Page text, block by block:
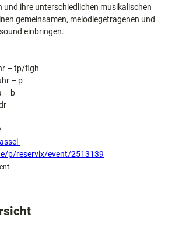
und ihre unterschiedlichen musikalischen
gemeinsamen, melodiegetragenen und
einbringen.
– tp/flgh
– p
– b
p/reservix/event/2513139